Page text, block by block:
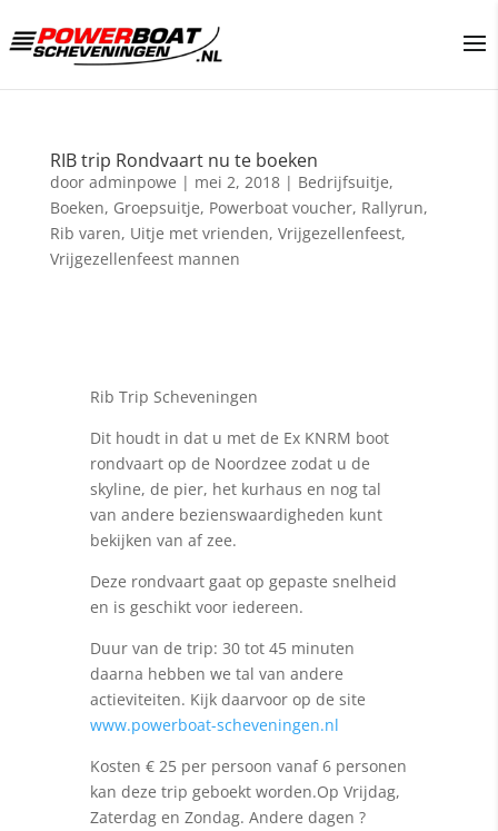
RIB trip Rondvaart nu te boeken
door adminpowe | mei 2, 2018| Bedrijfsuitje,
Boeken, Groepsuitje, Powerboat voucher, Rallyrun,
Rib varen, Uitje met vrienden, Vrijgezellenfeest,
Vrijgezellenfeest mannen
Rib Trip Scheveningen
Dit houdt in dat u met de Ex KNRM boot
rondvaart op de Noordzee zodat u de
skyline, de pier, het kurhaus en nog tal
van andere bezienswaardigheden kunt
bekijken van af zee.
Deze rondvaart gaat op gepaste snelheid
en is geschikt voor iedereen.
Duur van de trip: 30 tot 45 minuten
daarna hebben we tal van andere
actieviteiten. Kijk daarvoor op de site
www.powerboat-scheveningen.nl
Kosten € 25 per persoon vanaf 6 personen
kan deze trip geboekt worden.Op Vrijdag,
Zaterdag en Zondag. Andere dagen ?